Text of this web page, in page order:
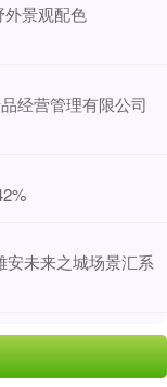
外景观配色
经营管理有限公司
安未来之城场景汇系